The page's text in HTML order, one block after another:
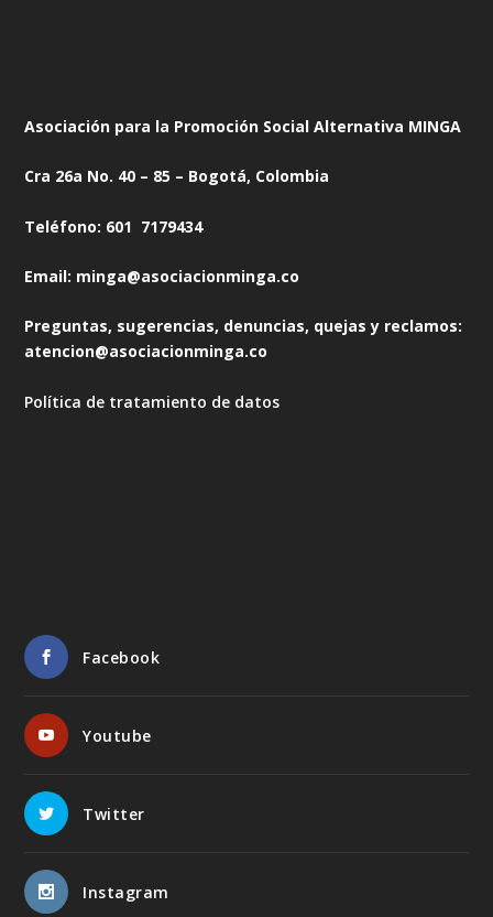
Asociación para la Promoción Social Alternativa MINGA
Cra 26a No. 40 – 85 – Bogotá, Colombia
Teléfono: 601 7179434
Email: minga@asociacionminga.co
Preguntas, sugerencias, denuncias, quejas y reclamos:
atencion@asociacionminga.co
Política de tratamiento de datos
Facebook
Youtube
Twitter
Instagram